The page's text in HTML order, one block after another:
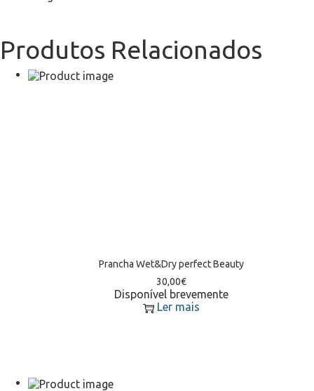
Produtos Relacionados
Prancha Wet&Dry perfect Beauty
30,00€
Disponível brevemente
Ler mais